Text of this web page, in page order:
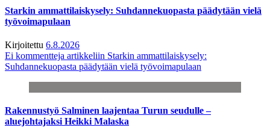
Starkin ammattilaiskysely: Suhdannekuopasta päädytään vielä
työvoimapulaan
Kirjoitettu 6.8.2026
Ei kommentteja artikkeliin Starkin ammattilaiskysely:
Suhdannekuopasta päädytään vielä työvoimapulaan
Rakennustyö Salminen laajentaa Turun seudulle –
aluejohtajaksi Heikki Malaska